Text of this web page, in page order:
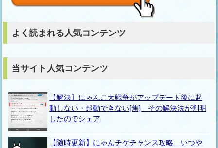
よく読まれる人気コンテンツ
当サイト人気コンテンツ
【解決】にゃんこ大戦争がアップデート後に起
動しない・起動できない[焦] その解決法が判明
したのでシェア
【随時更新】にゃんチケチャンス攻略 いつや